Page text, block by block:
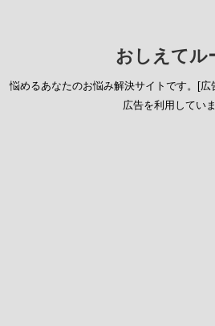
おしえてル
悩めるあなたのお悩み解決サイトです。[広
広告を利用していま